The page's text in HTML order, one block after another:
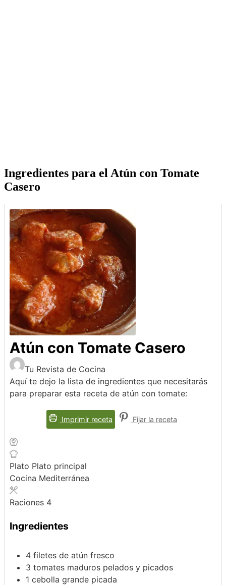
Ingredientes para el Atún con Tomate
Casero
Atún con Tomate Casero
Tu Revista de Cocina
Aquí te dejo la lista de ingredientes que necesitarás
para preparar esta receta de atún con tomate:
Imprimir receta Fijar la receta
Plato Plato principal
Cocina Mediterránea
Raciones 4
Ingredientes
4 filetes de atún fresco
3 tomates maduros pelados y picados
1 cebolla grande picada